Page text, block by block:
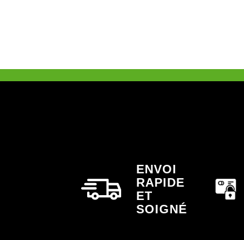
ENVOI
RAPIDE
ET
SOIGNÉ